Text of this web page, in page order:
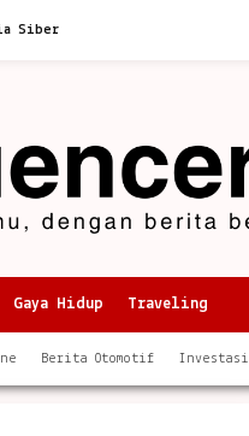
Siber
Gaya Hidup Traveling
Berita Otomotif Investasi